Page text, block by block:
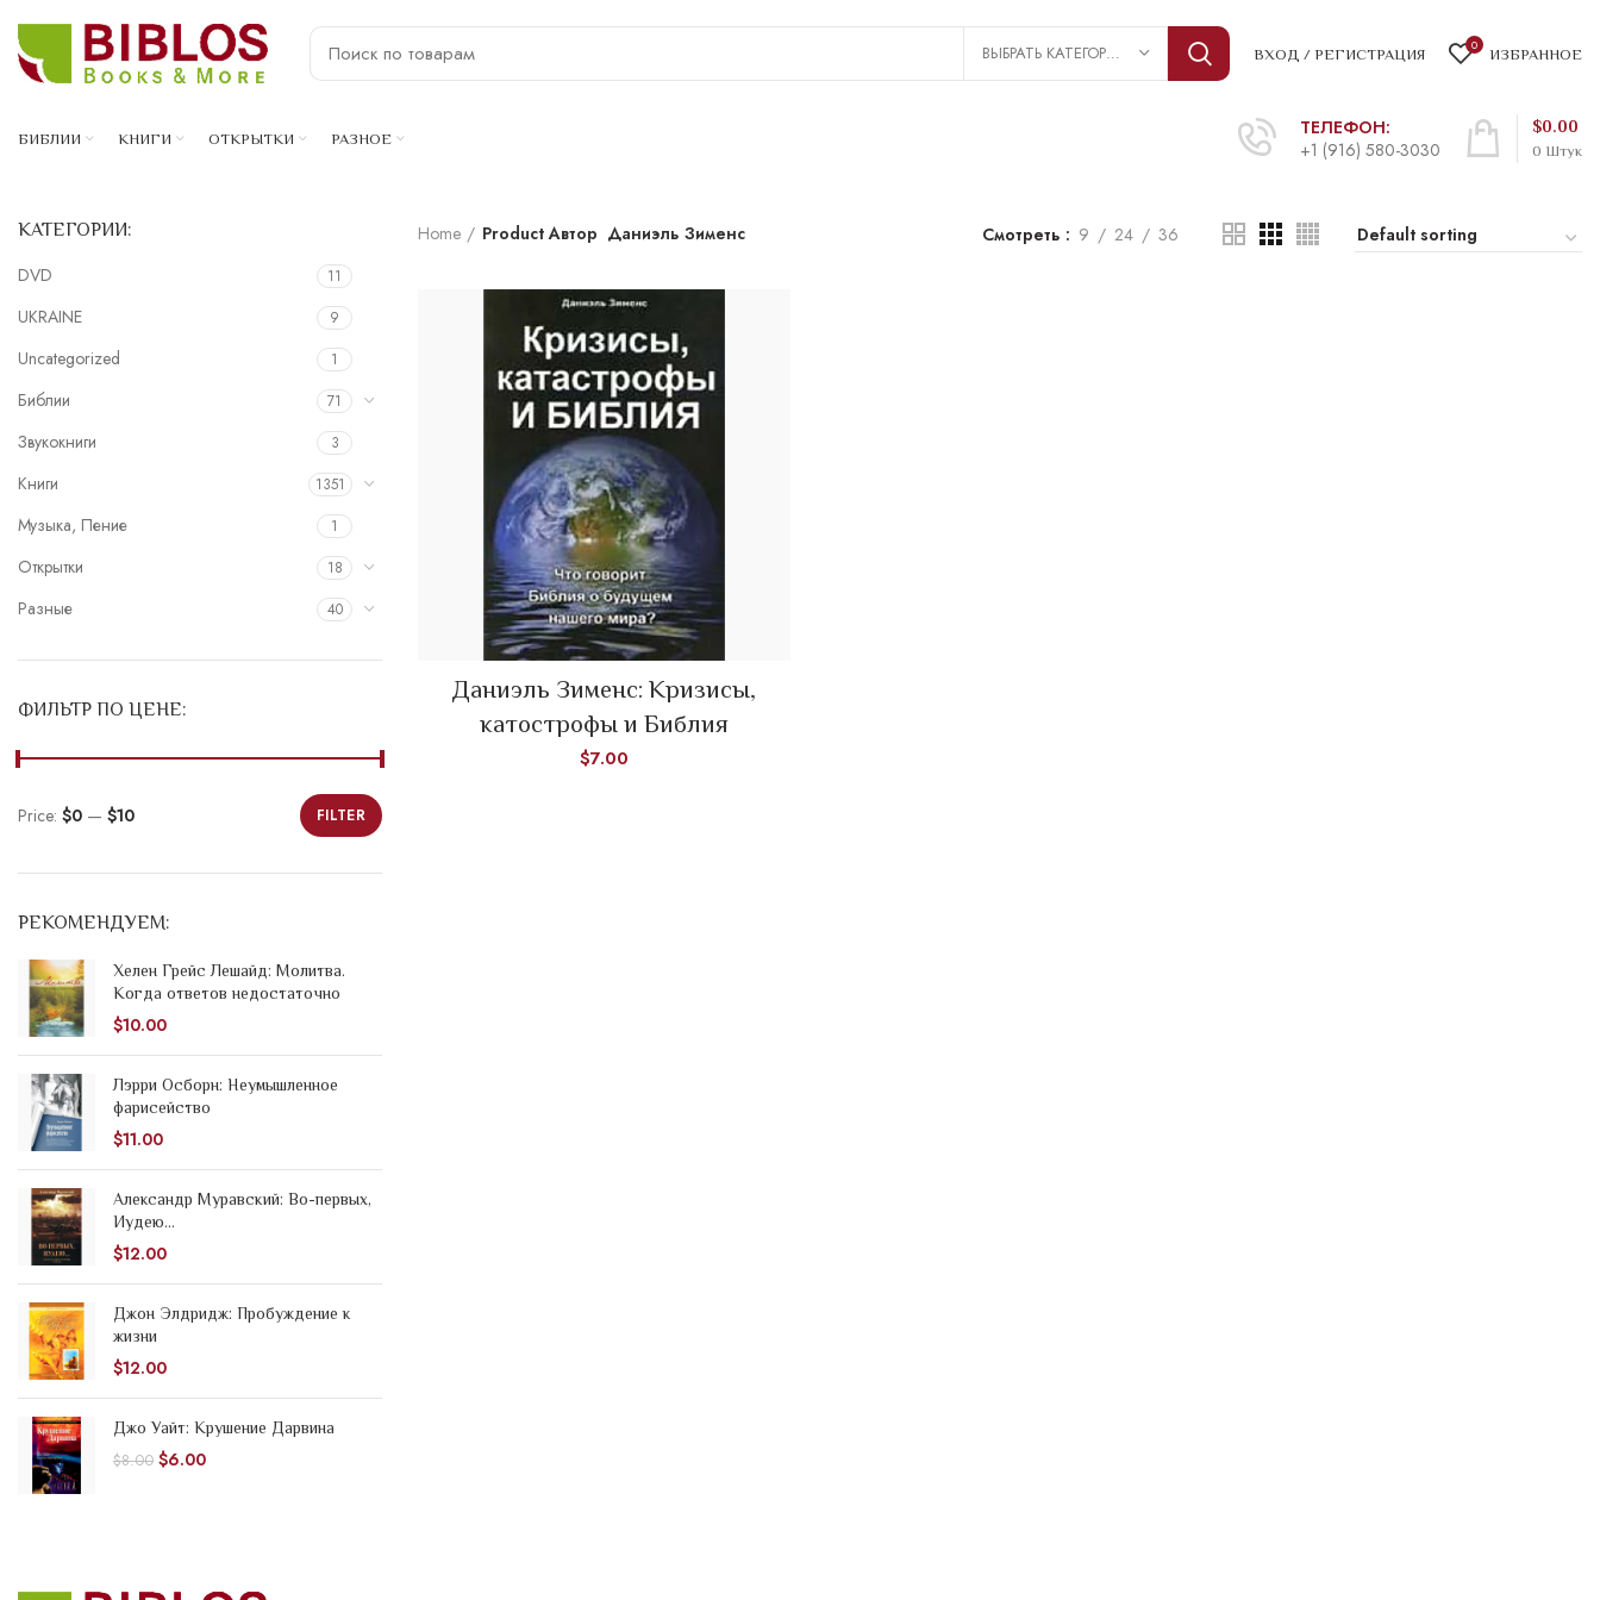
ВЫБРАТЬ КАТЕГОРИЮ ВХОД / РЕГИСТРАЦИЯ 0 ИЗБРАННОЕ
БИБЛИИ КНИГИ ОТКРЫТКИ РАЗНОЕ
ТЕЛЕФОН:
+1 (916) 580-3030
0 Штук
$0.00
КАТЕГОРИИ:
DVD 11
UKRAINE 9
Uncategorized 1
Библии 71
Звукокниги 3
Книги 1351
Музыка, Пение 1
Открытки 18
Разные 40
ФИЛЬТР ПО ЦЕНЕ:
FILTER
Price: $0 — $10
РЕКОМЕНДУЕМ:
Хелен Грейс Лешайд: Молитва.
Когда ответов недостаточно
$10.00
Лэрри Осборн: Неумышленное
фарисейство
$11.00
Александр Муравский: Во-первых,
Иудею...
$12.00
Джон Элдридж: Пробуждение к
жизни
$12.00
Джо Уайт: Крушение Дарвина
$8.00 $6.00
Home Product Автор Даниэль Зименс Смотреть 9 24 36
ADD TO CART
Даниэль Зименс: Кризисы,
катострофы и Библия
$7.00